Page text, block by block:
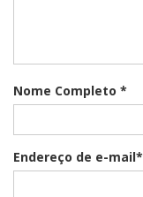
Nome Completo *
Endereço de e-mail*